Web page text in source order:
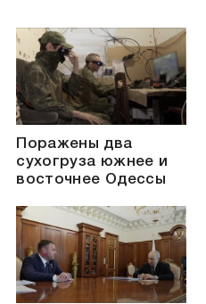
Поражены два
сухогруза южнее и
восточнее Одессы